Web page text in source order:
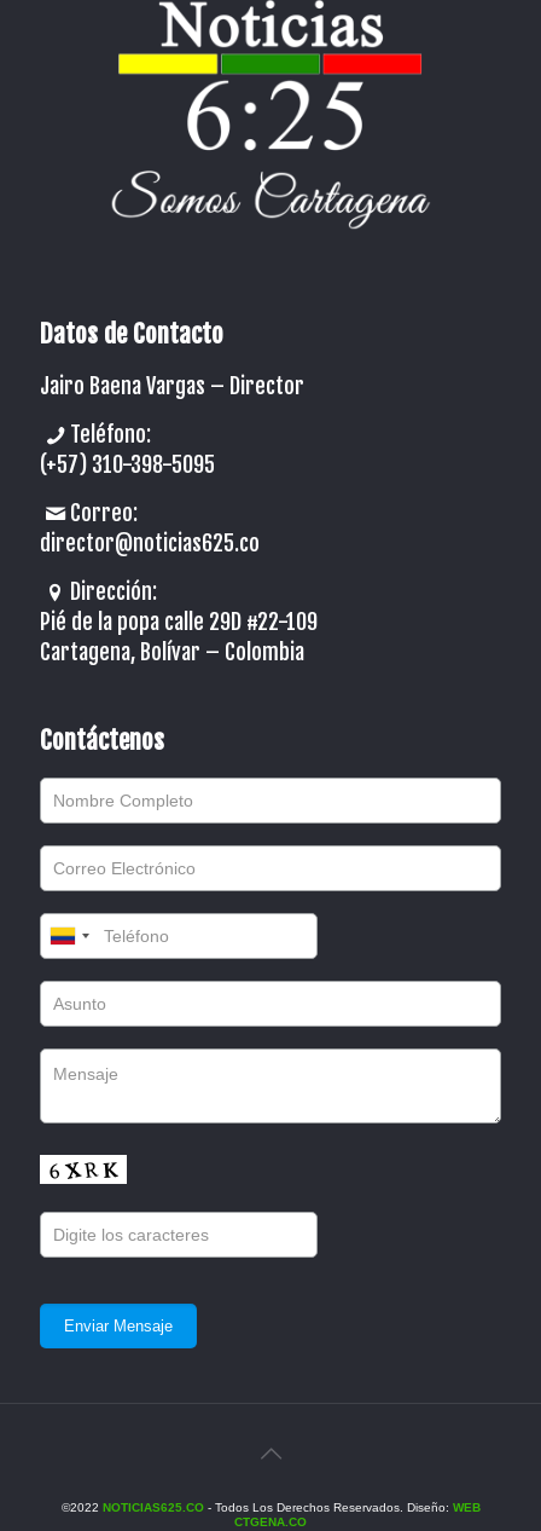
Datos de Contacto
Jairo Baena Vargas – Director
Teléfono:
(+57) 310-398-5095
Correo:
director@noticias625.co
Dirección:
Pié de la popa calle 29D #22-109
Cartagena, Bolívar – Colombia
Contáctenos
©2022 NOTICIAS625.CO- Todos Los Derechos Reservados. Diseño: WEB
CTGENA.CO